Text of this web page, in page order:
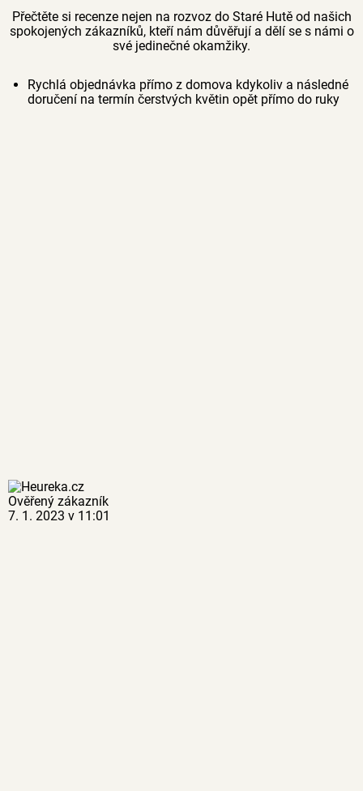
Přečtěte si recenze nejen na rozvoz do Staré Hutě od našich
spokojených zákazníků, kteří nám důvěřují a dělí se s námi o
své jedinečné okamžiky.
Rychlá objednávka přímo z domova kdykoliv a následné
doručení na termín čerstvých květin opět přímo do ruky
Ověřený zákazník
7. 1. 2023 v 11:01